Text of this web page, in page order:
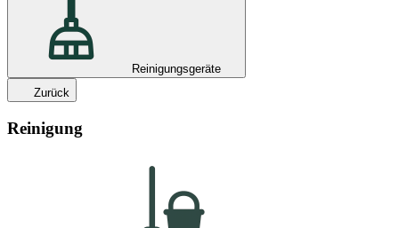
Reinigungsgeräte
Zurück
Reinigung